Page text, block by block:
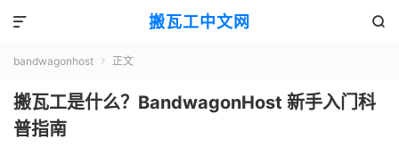
搬瓦工中文网 

bandwagonhost  正文
搬瓦工是什么？BandwagonHost 新手入门科
普指南